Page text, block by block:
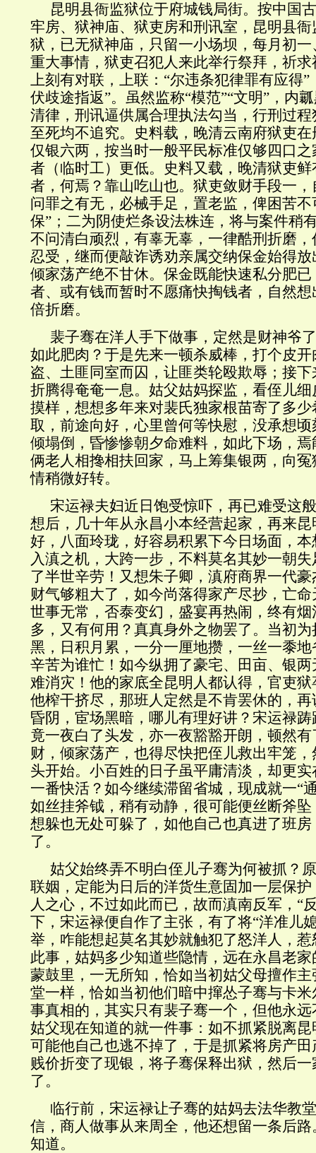
昆明县衙监狱位于府城钱局街。按中国
牢房、狱神庙、狱吏房和刑讯室，昆明县
狱，已无狱神庙，只留一小场坝，每月初
重大事情，狱吏召犯人来此举行祭拜，祈
上刻有对联，上联：“尔违条犯律罪有应得”
伏歧途指返”。虽然监称“模范”“文明”，内
清律，刑讯逼供属合理执法勾当，行刑过
至死均不追究。史料载，晚清云南府狱吏
仅银六两，按当时一般平民标准仅够四口
者（临时工）更低。史料又载，晚清狱吏
者，何焉？靠山吃山也。狱吏敛财手段一
问罪之有无，必械手足，置老监，俾困苦
保”；二为阴使烂条设法株连，将与案件稍
不问清白顽烈，有辜无辜，一律酷刑折磨
忍受，继而便敲诈诱劝亲属交纳保金始得
倾家荡产绝不甘休。保金既能快速私分肥
者、或有钱而暂时不愿痛快掏钱者，自然
倍折磨。
裴子骞在洋人手下做事，定然是财神爷
如此肥肉？于是先来一顿杀威棒，打个皮
盗、土匪同室而囚，让匪类轮殴欺辱；接
折腾得奄奄一息。姑父姑妈探监，看侄儿
摸样，想想多年来对裴氏独家根苗寄了多
取，前途向好，心里曾何等快慰，没承想
倾塌倒，昏惨惨朝夕命难料，如此下场，
俩老人相搀相扶回家，马上筹集银两，向
情稍微好转。
宋运禄夫妇近日饱受惊吓，再已难受这
想后，几十年从永昌小本经营起家，再来
好，八面玲珑，好容易积累下今日场面，
入滇之机，大跨一步，不料莫名其妙一朝
了半世辛劳！又想朱子卿，滇府商界一代
财气够粗大了，如今尚落得家产尽抄，亡
世事无常，否泰变幻，盛宴再热闹，终有
多，又有何用？真真身外之物罢了。当初
黑，日积月累，一分一厘地攒，一丝一黍
辛苦为谁忙！如今纵拥了豪宅、田亩、银
难消灾！他的家底全昆明人都认得，官吏
他榨干挤尽，那班人定然是不肯罢休的，
昏阴，宦场黑暗，哪儿有理好讲？宋运禄
竟一夜白了头发，亦一夜豁豁开朗，顿然
财，倾家荡产，也得尽快把侄儿救出牢笼
头开始。小百姓的日子虽平庸清淡，却更
一番快活？如今继续滞留省城，现成就一“
如丝挂斧钺，稍有动静，很可能便丝断斧
想躲也无处可躲了，如他自己也真进了班
了。
姑父始终弄不明白侄儿子骞为何被抓？
联姻，定能为日后的洋货生意固加一层保
人之心，不过如此而已，故而滇南反军，“
下，宋运禄便自作了主张，有了将“洋准儿
举，咋能想起莫名其妙就触犯了怒洋人，
此事，姑妈多少知道些隐情，远在永昌老
蒙鼓里，一无所知，恰如当初姑父母擅作
堂一样，恰如当初他们暗中撺怂子骞与卡
事真相的，其实只有裴子骞一个，但他永
姑父现在知道的就一件事：如不抓紧脱离
可能他自己也逃不掉了，于是抓紧将房产
贱价折变了现银，将子骞保释出狱，然后
了。
临行前，宋运禄让子骞的姑妈去法华教
信，商人做事从来周全，他还想留一条后
知道。